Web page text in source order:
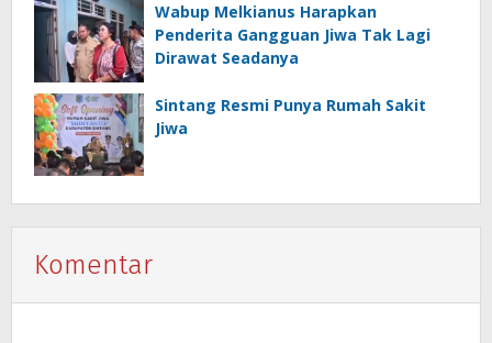
Wabup Melkianus Harapkan
Penderita Gangguan Jiwa Tak Lagi
Dirawat Seadanya
Sintang Resmi Punya Rumah Sakit
Jiwa
Komentar